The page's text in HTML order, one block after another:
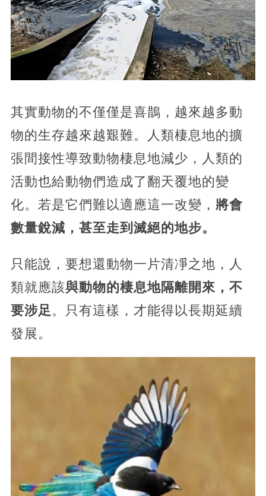
其實動物的不僅僅是喜鵲，越來越多動
物的生存越來越艱難。人類棲息地的擴
張間接性導致動物棲息地減少，人類的
活動也給動物們造成了翻天覆地的變
化。若是它們難以適應這一改變， 將會
數量銳減，甚至走到滅絕的地步。
只能說，要想還動物一片清凈之地，人
類就應該與動物的棲息地隔離開來，不
要涉足。只有這樣，才能得以長期延續
發展。